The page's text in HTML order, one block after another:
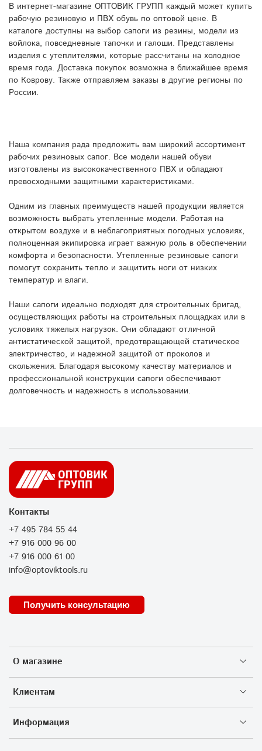
В интернет-магазине ОПТОВИК ГРУПП каждый может купить
рабочую резиновую и ПВХ обувь по оптовой цене. В
каталоге доступны на выбор сапоги из резины, модели из
войлока, повседневные тапочки и галоши. Представлены
изделия с утеплителями, которые рассчитаны на холодное
время года. Доставка покупок возможна в ближайшее время
по Коврову. Также отправляем заказы в другие регионы по
России.
Наша компания рада предложить вам широкий ассортимент
рабочих резиновых сапог. Все модели нашей обуви
изготовлены из высококачественного ПВХ и обладают
превосходными защитными характеристиками.
Одним из главных преимуществ нашей продукции является
возможность выбрать утепленные модели. Работая на
открытом воздухе и в неблагоприятных погодных условиях,
полноценная экипировка играет важную роль в обеспечении
комфорта и безопасности. Утепленные резиновые сапоги
помогут сохранить тепло и защитить ноги от низких
температур и влаги.
Наши сапоги идеально подходят для строительных бригад,
осуществляющих работы на строительных площадках или в
условиях тяжелых нагрузок. Они обладают отличной
антистатической защитой, предотвращающей статическое
электричество, и надежной защитой от проколов и
скольжения. Благодаря высокому качеству материалов и
профессиональной конструкции сапоги обеспечивают
долговечность и надежность в использовании.
О магазине
Клиентам
Информация
Контакты
+7 495 784 55 44
+7 916 000 96 00
+7 916 000 61 00
info@optoviktools.ru
Получить консультацию